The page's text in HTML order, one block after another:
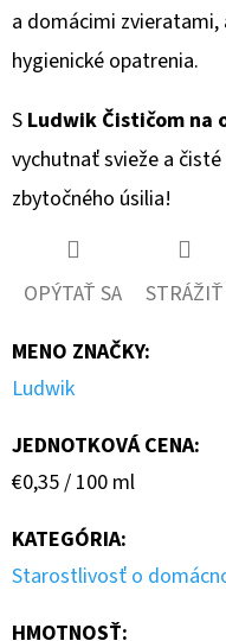
a domácimi zvieratami,
hygienické opatrenia.
S Ludwik Čističom na
vychutnať svieže a
zbytočného úsilia!
OPÝTAŤ SA
STRÁŽIŤ
MENO ZNAČKY:
Ludwik
JEDNOTKOVÁ CENA:
Jednotková
€0,35 / 100 ml
KATEGÓRIA:
Starostlivosť o
HMOTNOSŤ: